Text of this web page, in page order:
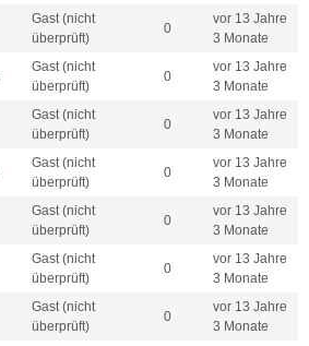
Gast (nicht
überprüft)
0
vor 13 Jahre
3 Monate
Gast (nicht
überprüft)
0
vor 13 Jahre
3 Monate
Gast (nicht
überprüft)
0
vor 13 Jahre
3 Monate
Gast (nicht
überprüft)
0
vor 13 Jahre
3 Monate
Gast (nicht
überprüft)
0
vor 13 Jahre
3 Monate
Gast (nicht
überprüft)
0
vor 13 Jahre
3 Monate
Gast (nicht
überprüft)
0
vor 13 Jahre
3 Monate